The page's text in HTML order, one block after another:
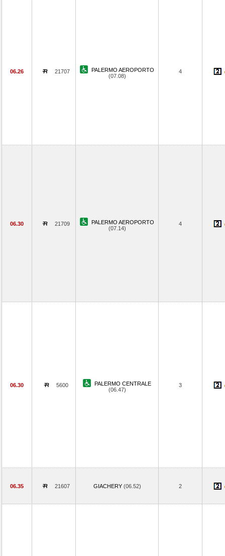
06.26 21707
PALERMO AEROPORTO
(07.08)
4
06.30 21709
PALERMO AEROPORTO
(07.14)
4
06.30 5600
PALERMO CENTRALE
(06.47)
3
06.35 21607 GIACHERY (06.52) 2